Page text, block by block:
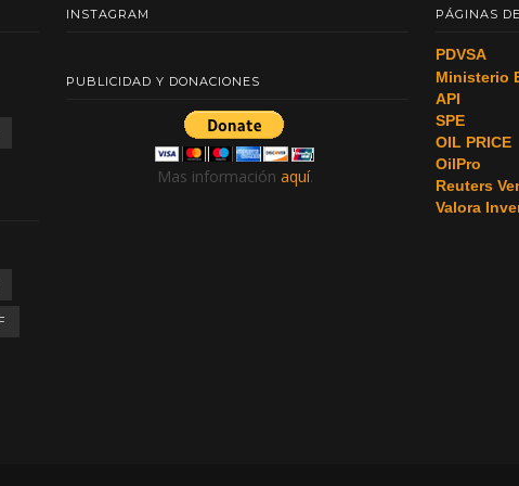
INSTAGRAM
PUBLICIDAD Y DONACIONES
Mas información aquí.
PÁGINAS
PDVSA
Ministerio
API
SPE
OIL PRICE
OilPro
Reuters
Valora